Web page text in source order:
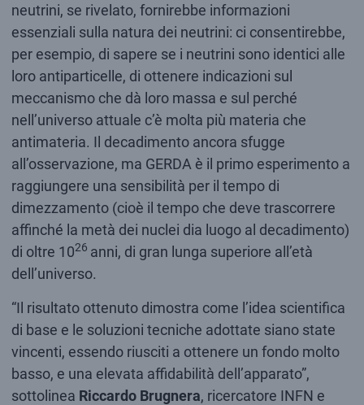
neutrini, se rivelato, fornirebbe informazioni
essenziali sulla natura dei neutrini: ci consentirebbe,
per esempio, di sapere se i neutrini sono identici alle
loro antiparticelle, di ottenere indicazioni sul
meccanismo che dà loro massa e sul perché
nell’universo attuale c’è molta più materia che
antimateria. Il decadimento ancora sfugge
all’osservazione, ma GERDA è il primo esperimento a
raggiungere una sensibilità per il tempo di
dimezzamento (cioè il tempo che deve trascorrere
affinché la metà dei nuclei dia luogo al decadimento)
di oltre 1026 anni, di gran lunga superiore all’età
dell’universo.
“Il risultato ottenuto dimostra come l’idea scientifica
di base e le soluzioni tecniche adottate siano state
vincenti, essendo riusciti a ottenere un fondo molto
basso, e una elevata affidabilità dell’apparato”,
sottolinea Riccardo Brugnera, ricercatore INFN e